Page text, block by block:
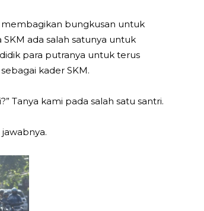
bungkusan untuk
ada salah satunya untuk
para putranya untuk terus
kader SKM.
Tanya kami pada salah satu santri.
jawabnya.